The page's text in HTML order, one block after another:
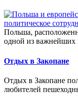
Польша,
одной из важнейших
Отдых в Закопане
Отдых в Закопане
любителей